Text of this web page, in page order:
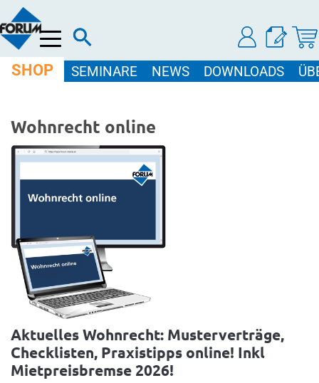
Menü
SHOP SEMINARE NEWS DOWNLOADS
Wohnrecht online
Aktuelles Wohnrecht: Musterverträge,
Checklisten, Praxistipps online! Inkl
Mietpreisbremse 2026!